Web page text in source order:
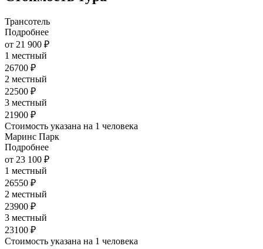
Трансотель
Подробнее
от 21 900 ₽
1 местный
26700 ₽
2 местный
22500 ₽
3 местный
21900 ₽
Стоимость указана на 1 человека
Маринс Парк
Подробнее
от 23 100 ₽
1 местный
26550 ₽
2 местный
23900 ₽
3 местный
23100 ₽
Стоимость указана на 1 человека